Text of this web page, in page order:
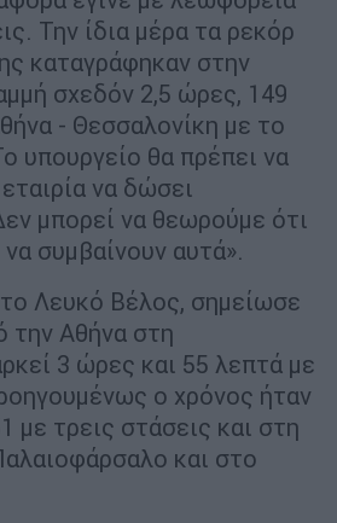
Την ίδια μέρα τα ρεκόρ
καταγράφηκαν στην
σχεδόν 2,5 ώρες, 149
- Θεσσαλονίκη με το
υπουργείο θα πρέπει να
να δώσει
μπορεί να θεωρούμε ότι
να συμβαίνουν αυτά».
Λευκό Βέλος, σημείωσε
την Αθήνα στη
3 ώρες και 55 λεπτά με
ο χρόνος ήταν
με τρεις στάσεις και στη
και στο